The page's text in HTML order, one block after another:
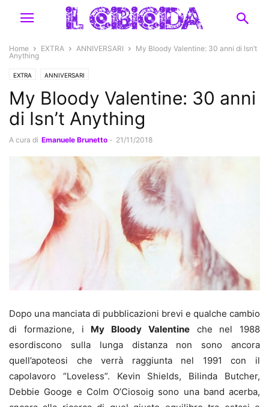
Home EXTRA ANNIVERSARI
My Bloody Valentine: 30 anni di Isn’t
Anything
EXTRA ANNIVERSARI
My Bloody Valentine: 30 anni
di Isn’t Anything
A cura di Emanuele Brunetto - 21/11/2018
Dopo una manciata di pubblicazioni brevi e qualche cambio
di formazione, i My Bloody Valentineche nel 1988
esordiscono sulla lunga distanza non sono ancora
quell’apoteosi che verrà raggiunta nel 1991 con il
capolavoro “Loveless”. Kevin Shields, Bilinda Butcher,
Debbie Googe e Colm O’Ciosoig sono una band acerba,